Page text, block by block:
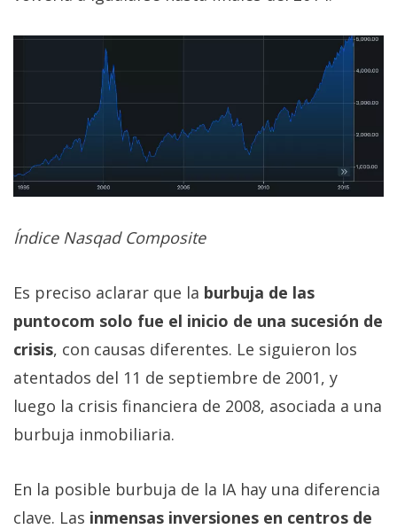
Índice Nasqad Composite
Es preciso aclarar que la burbuja de las
puntocom solo fue el inicio de una sucesión de
crisis, con causas diferentes. Le siguieron los
atentados del 11 de septiembre de 2001, y
luego la crisis financiera de 2008, asociada a una
burbuja inmobiliaria.
En la posible burbuja de la IA hay una diferencia
clave. Las inmensas inversiones en centros de